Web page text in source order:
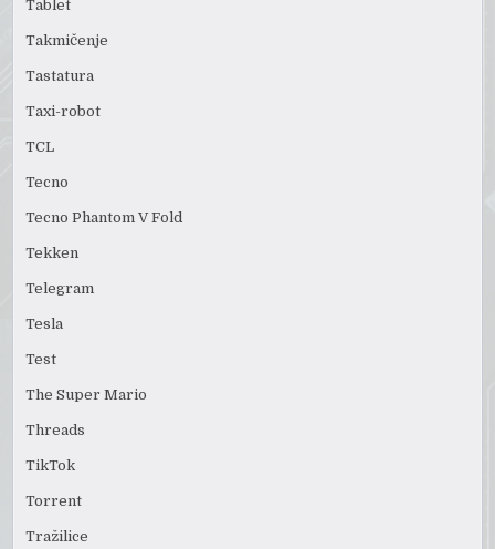
Tablet
Takmičenje
Tastatura
Taxi-robot
TCL
Tecno
Tecno Phantom V Fold
Tekken
Telegram
Tesla
Test
The Super Mario
Threads
TikTok
Torrent
Tražilice